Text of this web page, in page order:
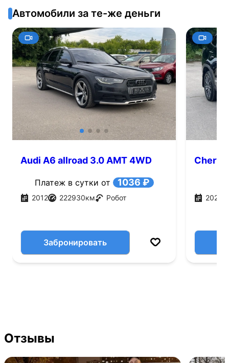
Автомобили за те-же деньги
Audi A6 allroad 3.0 AMT 4WD
Платеж в сутки от 1036 ₽
2012 222930км Робот
Забронировать
Chery
2023
Отзывы